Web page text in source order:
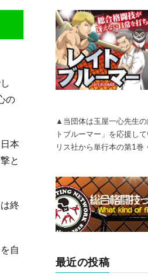
の
本
と
終
自
▲当団体は玉屋一心先生
トブルーマー」を応援し
リス社から単行本の第1巻
最近の投稿